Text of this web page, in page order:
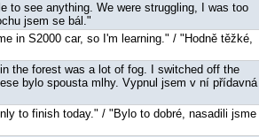
to see anything. We were struggling, I was too
jsem se bál."
in S2000 car, so I'm learning." / "Hodně těžké,
the forest was a lot of fog. I switched off the
bylo spousta mlhy. Vypnul jsem v ní přídavná
to finish today." / "Bylo to dobré, nasadili jsme